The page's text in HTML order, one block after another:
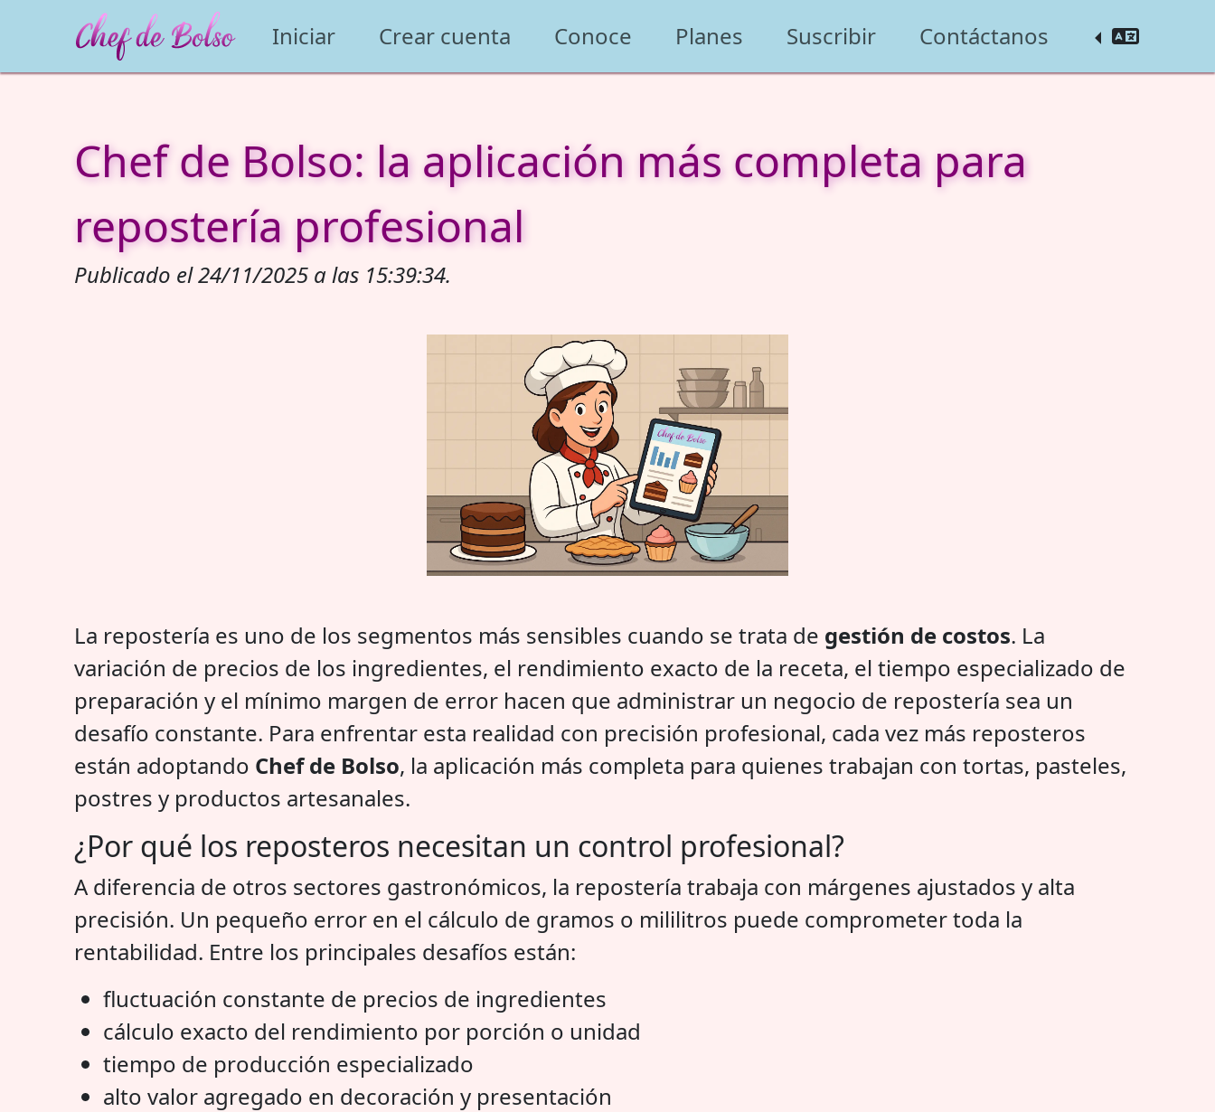
Iniciar Crear cuenta Conoce Planes Suscribir Contáctanos
Chef de Bolso: la aplicación más completa para
repostería profesional
Publicado el 24/11/2025 a las 15:39:34.
La repostería es uno de los segmentos más sensibles cuando se trata de gestión de costos. La
variación de precios de los ingredientes, el rendimiento exacto de la receta, el tiempo especializado de
preparación y el mínimo margen de error hacen que administrar un negocio de repostería sea un
desafío constante. Para enfrentar esta realidad con precisión profesional, cada vez más reposteros
están adoptando Chef de Bolso, la aplicación más completa para quienes trabajan con tortas, pasteles,
postres y productos artesanales.
¿Por qué los reposteros necesitan un control profesional?
A diferencia de otros sectores gastronómicos, la repostería trabaja con márgenes ajustados y alta
precisión. Un pequeño error en el cálculo de gramos o mililitros puede comprometer toda la
rentabilidad. Entre los principales desafíos están:
fluctuación constante de precios de ingredientes
cálculo exacto del rendimiento por porción o unidad
tiempo de producción especializado
alto valor agregado en decoración y presentación